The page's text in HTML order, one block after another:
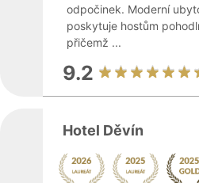
odpočinek. Moderní
poskytuje hostům
přičemž ...
9.2
Hotel Děvín